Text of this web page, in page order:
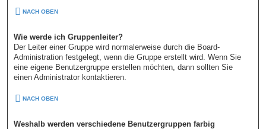
NACH OBEN
Wie werde ich Gruppenleiter?
Der Leiter einer Gruppe wird normalerweise durch die Board-
Administration festgelegt, wenn die Gruppe erstellt wird. Wenn Sie
eine eigene Benutzergruppe erstellen möchten, dann sollten Sie
einen Administrator kontaktieren.
NACH OBEN
Weshalb werden verschiedene Benutzergruppen farbig